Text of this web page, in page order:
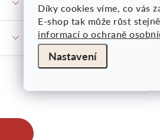
Díky cookies víme, co vás
E-shop tak může růst
informací o ochraně
Nastavení
10 %
Předobjednávka